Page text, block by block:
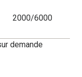
2000/6000
demande